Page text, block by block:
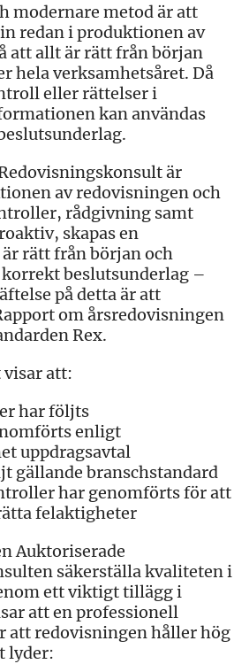
modernare metod är att
redan i produktionen av
att allt är rätt från början
hela verksamhetsåret. Då
eller rättelser i
kan användas
är
av redovisningen och
rådgivning samt
skapas en
rätt från början och
beslutsunderlag –
på detta är att
om årsredovisningen
Rex.
visar att:
har följts
enligt
uppdragsavtal
gällande branschstandard
har genomförts för att
felaktigheter
Auktoriserade
säkerställa kvaliteten i
ett viktigt tillägg i
att en professionell
att redovisningen håller hög
lyder: